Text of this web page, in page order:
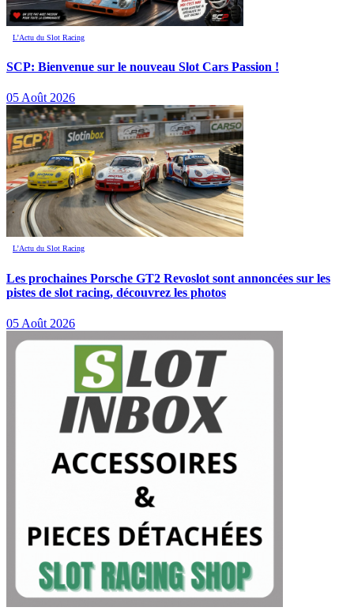
L’Actu du Slot Racing
SCP: Bienvenue sur le nouveau Slot Cars Passion !
05 Août 2026
L’Actu du Slot Racing
Les prochaines Porsche GT2 Revoslot sont annoncées sur les
pistes de slot racing, découvrez les photos
05 Août 2026